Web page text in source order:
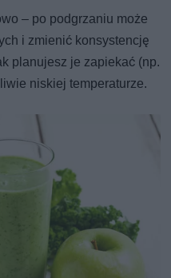
– po podgrzaniu może
i zmienić konsystencję
planujesz je zapiekać (np.
niskiej temperaturze.